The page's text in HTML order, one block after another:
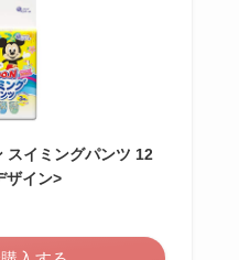
スイミングパンツ 12
ザイン>